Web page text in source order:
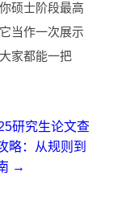
硕士阶段最高
当作一次展示
家都能一把
研究生论文查
略：从规则到
→